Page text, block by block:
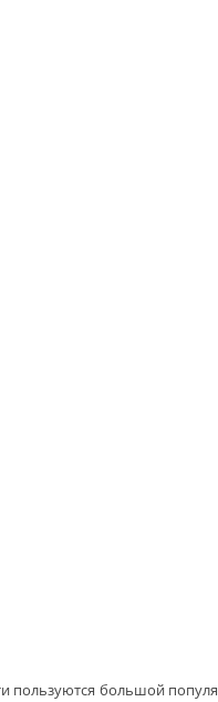
пользуются большой